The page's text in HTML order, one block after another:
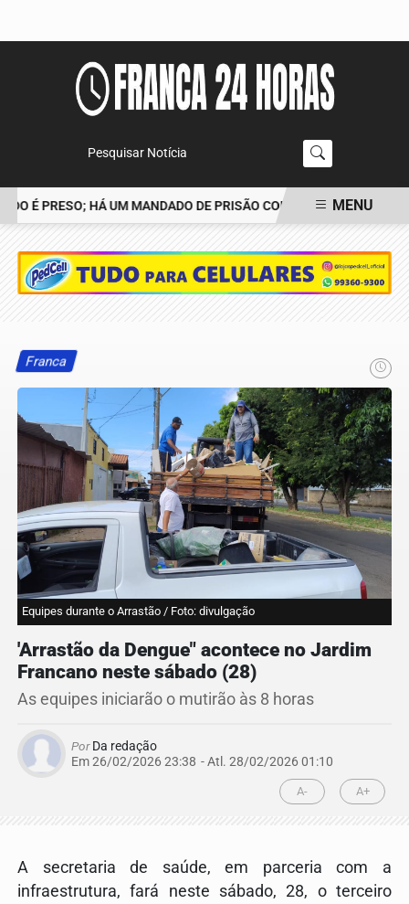
Pesquisar Notícia
É PRESO; HÁ UM MANDADO DE PRISÃO CONTRA TIAGO POLÍCIA
MENU
Franca
Equipes durante o Arrastão / Foto: divulgação
'Arrastão da Dengue" acontece no Jardim
Francano neste sábado (28)
As equipes iniciarão o mutirão às 8 horas
PorDa redação
Em 26/02/2026 23:38 - Atl. 28/02/2026 01:10
A- A+
A secretaria de saúde, em parceria com a
infraestrutura, fará neste sábado, 28, o terceiro